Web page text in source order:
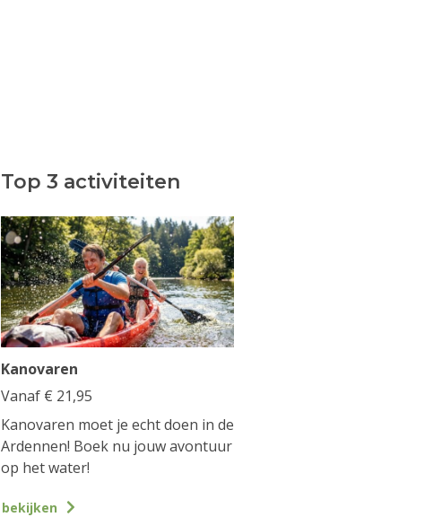
Top 3 activiteiten
Kanovaren
Vanaf € 21,95
Kanovaren moet je echt doen in de
Ardennen! Boek nu jouw avontuur
op het water!
bekijken